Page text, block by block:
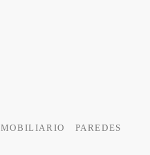
MOBILIARIO PAREDES